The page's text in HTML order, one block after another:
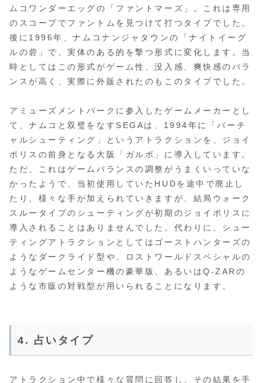
ムコワンダーエッグの「ファントマーズ」。これは専用
のスコープでファントムを見つけて打つタイプでした。
後に1996年、ナムコナンジャタウンの「ナイトイーグ
ルの砦」で、実体のある的を撃つ形式に変化します。当
時としてはこの形式がゲーム性、没入感、爽快感のバラ
ンスが高く、実際に外販されたのもこのタイプでした。
アミューズメントパークに参入したゲームメーカーとし
て、ナムコと双璧をなすSEGAは、1994年に「バーチ
ャルシューティング」というアトラクションを、ジョイ
ポリスの前身となる大阪「ガルボ」に導入しています。
ただ、これはゲームバランスの調整がうまくいっていな
かったようで、当初使用していたHUDを途中で廃止し
たり、様々な手が加えられていきますが、結局ウォーク
スルータイプのシューティングが初期のジョイポリスに
導入されることはありませんでした。代わりに、シュー
ティングアトラクションとしてはゴーストハンターズの
ようなダークライド型や、ロストワールドスペシャルの
ようなゲームセンター機の豪華版、あるいはQ-ZARの
ような市販の対戦型が用いられることになります。
4. 占いタイプ
アトラクション中で様々な質問に回答し、その結果を手